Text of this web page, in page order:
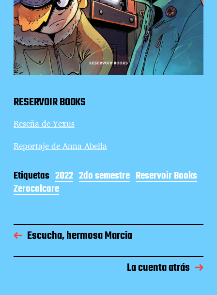
RESERVOIR BOOKS
Reseña de Yexus
Reportaje de Anna Abella
Etiquetas 2022 2do semestre Reservoir Books
Zerocalcare
Escucha, hermosa Marcia
La cuenta atrás